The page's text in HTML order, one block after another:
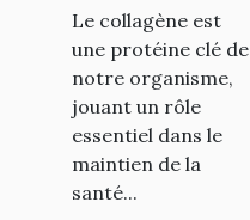
hydrolysé pour
la peau
Le collagène est
une protéine clé de
notre organisme,
jouant un rôle
essentiel dans le
maintien de la
santé...